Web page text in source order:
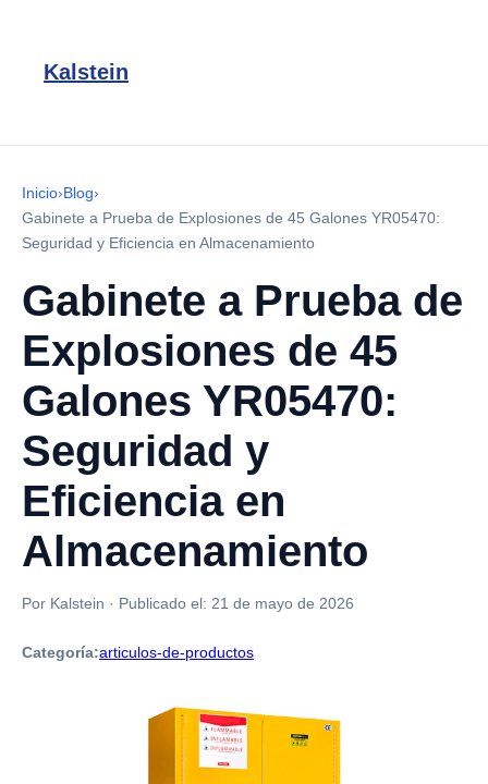
Kalstein
Inicio›Blog›
Gabinete a Prueba de Explosiones de 45 Galones YR05470:
Seguridad y Eficiencia en Almacenamiento
Gabinete a Prueba de
Explosiones de 45
Galones YR05470:
Seguridad y
Eficiencia en
Almacenamiento
Por Kalstein · Publicado el: 21 de mayo de 2026
Categoría:articulos-de-productos